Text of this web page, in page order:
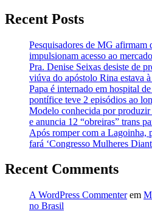
Recent Posts
Pesquisadores de MG afirmam
impulsionam acesso ao
Pra. Denise Seixas desiste de
viúva do apóstolo Rina estava
Papa é internado em hospital
pontífice teve 2 episódios ao
Modelo conhecida por
e anuncia 12 “obreiras” trans
Após romper com a Lagoinha,
fará ‘Congresso Mulheres
Recent Comments
A WordPress Commenterem
no Brasil